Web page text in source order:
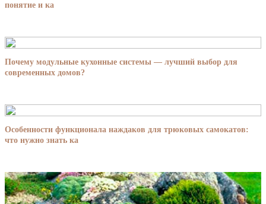
понятие и ка
Почему модульные кухонные системы — лучший выбор для
современных домов?
Особенности функционала наждаков для трюковых самокатов:
что нужно знать ка